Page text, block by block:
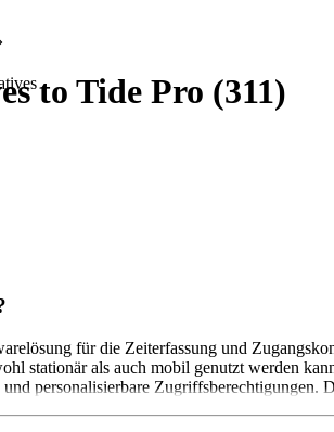
to Tide Pro (311)
für die Zeiterfassung und
stationär als auch mobil genutzt werden
personalisierbare